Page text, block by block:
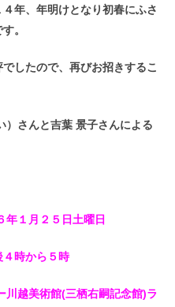
年、年明けとなり初春にふさ
。
したので、再びお招きするこ
さんと吉葉 景子さんによる
１月２５日土曜日
５時
術館(三栖右嗣記念館)ラ